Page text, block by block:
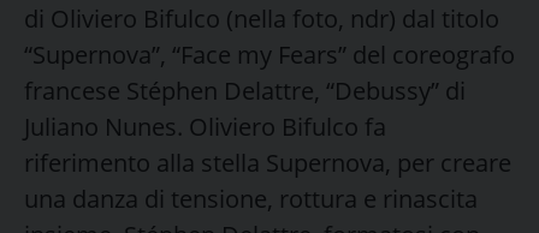
di Oliviero Bifulco (nella foto, ndr) dal titolo
“Supernova”, “Face my Fears” del coreografo
francese Stéphen Delattre, “Debussy” di
Juliano Nunes. Oliviero Bifulco fa
riferimento alla stella Supernova, per creare
una danza di tensione, rottura e rinascita